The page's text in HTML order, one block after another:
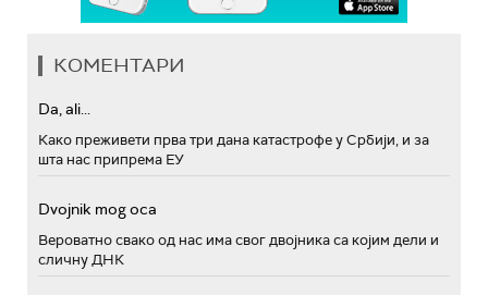
КОМЕНТАРИ
Da, ali...
Како преживети прва три дана катастрофе у Србији, и за
шта нас припрема ЕУ
Dvojnik mog oca
Вероватно свако од нас има свог двојника са којим дели и
сличну ДНК